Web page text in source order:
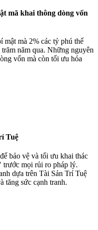
mã khai thông dòng vốn
mật mà 2% các tỷ phú thế
năm qua. Những nguyên
vốn mà còn tối ưu hóa
Tuệ
bảo vệ và tối ưu khai thác
trước mọi rủi ro pháp lý.
dựa trên Tài Sản Trí Tuệ
tăng sức cạnh tranh.